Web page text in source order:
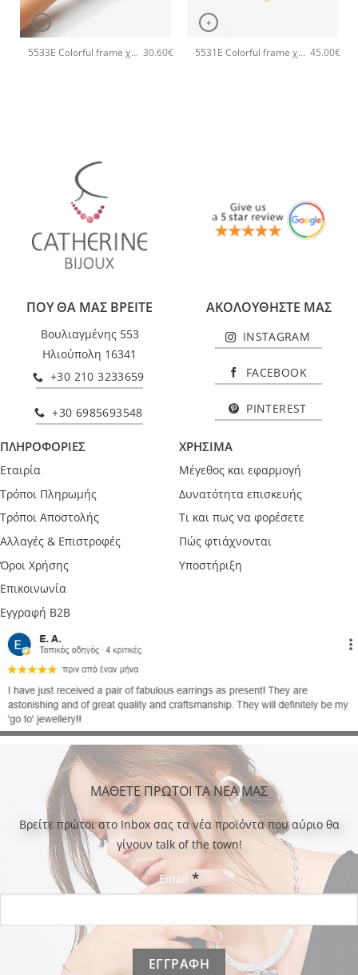
+
5533E Colorful frame χειροποίητο βραχιόλι Catherine bijoux Ανοιχτό Πράσινο 30.60€
+
5531E Colorful frame χειροποίητο βραχιόλι Catherine bijoux Άσπρο 45.00€
ΠΟΥ ΘΑ ΜΑΣ ΒΡΕΙΤΕ
Βουλιαγμένης 553
Ηλιούπολη 16341
+30 210 3233659
+30 6985693548
ΑΚΟΛΟΥΘΗΣΤΕ ΜΑΣ
INSTAGRAM
FACEBOOK
PINTEREST
ΠΛΗΡΟΦΟΡΙΕΣ
Εταιρία
Τρόποι Πληρωμής
Τρόποι Αποστολής
Αλλαγές & Επιστροφές
Όροι Χρήσης
Επικοινωνία
Εγγραφή B2B
ΧΡΗΣΙΜΑ
Μέγεθος και εφαρμογή
Δυνατότητα επισκευής
Τι και πως να φορέσετε
Πώς φτιάχνονται
Υποστήριξη
ΜΑΘΕΤΕ ΠΡΩΤΟΙ ΤΑ ΝΕΑ ΜΑΣ
Bρείτε πρώτοι στο Inbox σας τα νέα προϊόντα που αύριο θα
γίνουν talk of the town!
Email *